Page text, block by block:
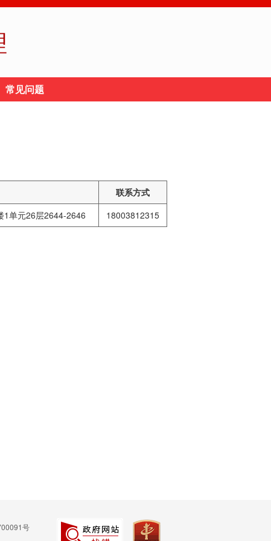
常见问题
联系方式
1单元26层2644-2646 18003812315
号